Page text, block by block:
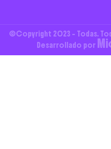
©Copyright 2023 - Todas.
Desarrollado por